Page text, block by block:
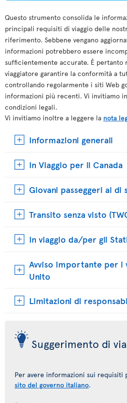
Questo strumento consolida le
principali requisiti di viaggio delle
riferimento. Sebbene vengano
informazioni potrebbero essere
sufficientemente accurate. È pertanto
viaggiatore garantire la conformità a
controllando regolarmente i siti Web
informazioni più recenti. Vi invitiamo
condizioni legali.
Vi invitiamo inoltre a leggere la nota
Informazioni generali
In Viaggio per il Canada
Giovani passeggeri al di
Transito senza visto
In viaggio da/per gli
Avviso importante per i
Unito
Limitazioni di
Suggerimento di
Per avere informazioni sui requisiti
sito del governo italiano.